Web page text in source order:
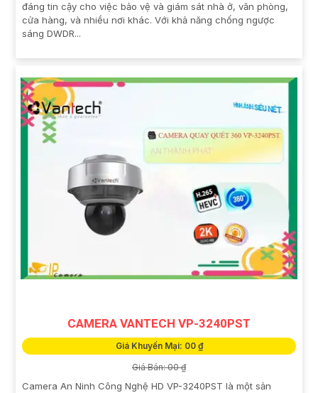
đáng tin cậy cho việc bảo vệ và giám sát nhà ở, văn phòng,
cửa hàng, và nhiều nơi khác. Với khả năng chống ngược
sáng DWDR...
CAMERA VANTECH VP-3240PST
Giá Khuyến Mại: 00 ₫
Giá Bán: 00 ₫
Camera An Ninh Công Nghệ HD VP-3240PST là một sản